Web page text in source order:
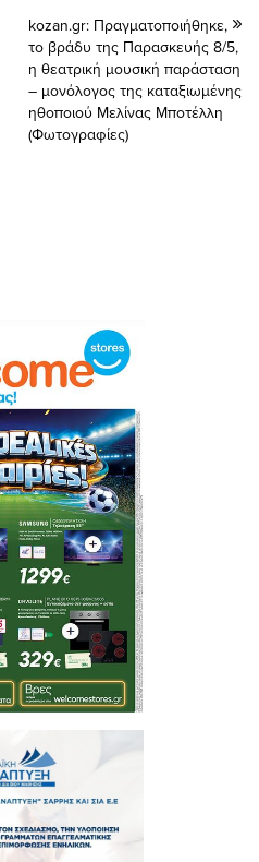
kozan.gr: Πραγματοποιήθηκε,
το βράδυ της Παρασκευής 8/5,
η θεατρική μουσική παράσταση
– μονόλογος της καταξιωμένης
ηθοποιού Μελίνας Μποτέλλη
(Φωτογραφίες)